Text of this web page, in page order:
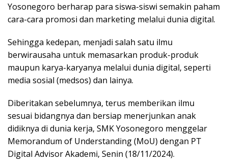
Yosonegoro berharap para siswa-siswi semakin paham
cara-cara promosi dan marketing melalui dunia digital.
Sehingga kedepan, menjadi salah satu ilmu
berwirausaha untuk memasarkan produk-produk
maupun karya-karyanya melalui dunia digital, seperti
media sosial (medsos) dan lainya.
Diberitakan sebelumnya, terus memberikan ilmu
sesuai bidangnya dan bersiap menerjunkan anak
didiknya di dunia kerja, SMK Yosonegoro menggelar
Memorandum of Understanding (MoU) dengan PT
Digital Advisor Akademi, Senin (18/11/2024).